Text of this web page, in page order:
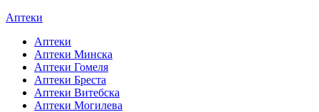
Аптеки
Аптеки
Аптеки Минска
Аптеки Гомеля
Аптеки Бреста
Аптеки Витебска
Аптеки Могилева